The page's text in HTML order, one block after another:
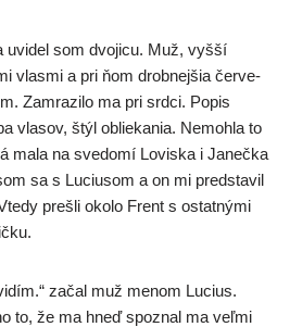
uvi­del som dvo­j­icu. Muž, vyš­ší
vlas­mi a pri ňom drob­nej­šia čer­ve­
Zamrazilo ma pri srd­ci. Popis
vla­sov, štýl oblie­ka­nia. Nemohla to
mala na sve­do­mí Loviska i Janečka
sa s Luciusom a on mi pred­sta­vil
pre­šli oko­lo Frent s ostat­ný­mi
začal muž menom Lucius.
to, že ma hneď spoz­nal ma veľ­mi